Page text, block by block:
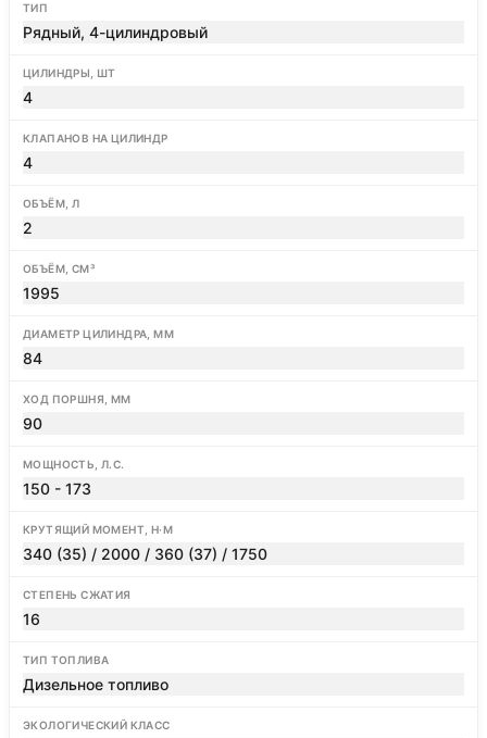
ТИП
Рядный, 4-цилиндровый
ЦИЛИНДРЫ, ШТ
4
КЛАПАНОВ НА ЦИЛИНДР
4
ОБЪЁМ, Л
2
ОБЪЁМ, СМ³
1995
ДИАМЕТР ЦИЛИНДРА, ММ
84
ХОД ПОРШНЯ, ММ
90
МОЩНОСТЬ, Л.С.
150 - 173
КРУТЯЩИЙ МОМЕНТ, Н·М
340 (35) / 2000 / 360 (37) / 1750
СТЕПЕНЬ СЖАТИЯ
16
ТИП ТОПЛИВА
Дизельное топливо
ЭКОЛОГИЧЕСКИЙ КЛАСС